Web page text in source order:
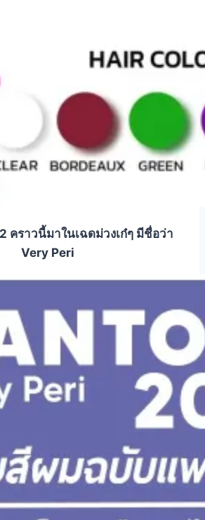
คราวนี้มาในเฉดม่วงเก๋ๆ มีชื่อว่า
Very Peri